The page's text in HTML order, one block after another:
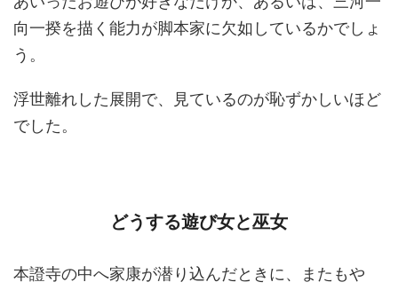
向一揆を描く能力が脚本家に欠如しているかでしょ
う。
浮世離れした展開で、見ているのが恥ずかしいほど
でした。
どうする遊び女と巫女
本證寺の中へ家康が潜り込んだときに、またもや